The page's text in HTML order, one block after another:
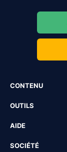
CONTENU
OUTILS
AIDE
SOCIÉTÉ